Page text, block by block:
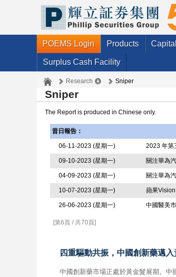
POEMS Login Products
Surplus Cash Facility
Research Sniper
Sniper
The Report is produced in Chinese only.
昔日報告：
06-11-2023 (星期一) 2023 年第
09-10-2023 (星期一) 關注華為
04-09-2023 (星期一) 關注華為
10-07-2023 (星期一) 蘋果
26-06-2023 (星期一) 中國醫美
[第6頁 / 共70頁]
四重驅動共振，中國創新藥邁
中國創新藥市場正處於黃金髮展期。